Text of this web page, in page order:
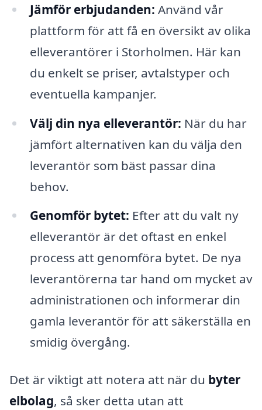
Jämför erbjudanden: Använd vår
plattform för att få en översikt av olika
elleverantörer i Storholmen. Här kan
du enkelt se priser, avtalstyper och
eventuella kampanjer.
Välj din nya elleverantör: När du har
jämfört alternativen kan du välja den
leverantör som bäst passar dina
behov.
Genomför bytet: Efter att du valt ny
elleverantör är det oftast en enkel
process att genomföra bytet. De nya
leverantörerna tar hand om mycket av
administrationen och informerar din
gamla leverantör för att säkerställa en
smidig övergång.
Det är viktigt att notera att när du byter
elbolag, så sker detta utan att